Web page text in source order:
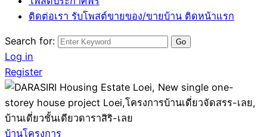
ติดต่อเรา รับโพสต์ขายของ/ขายบ้าน ติดหน้าแรก
Search for:
Log in
Register
บ้านโครงการ